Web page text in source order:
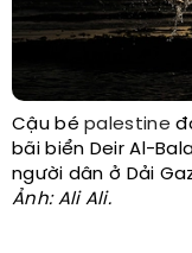
Cậu bépalestine
bãi biển Deir Al-
người dân ở Dải
Ảnh: Ali Ali.